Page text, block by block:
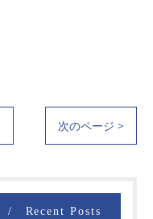
次のページ >
Recent Posts